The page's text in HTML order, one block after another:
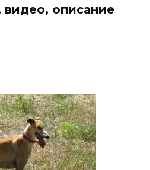
видео, описание